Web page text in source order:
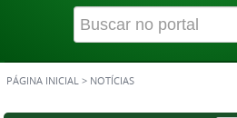
PÁGINA INICIAL > NOTÍCIAS